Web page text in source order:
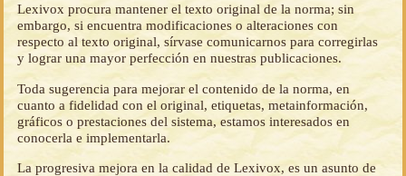
Lexivox procura mantener el texto original de la norma; sin
embargo, si encuentra modificaciones o alteraciones con
respecto al texto original, sírvase comunicarnos para corregirlas
y lograr una mayor perfección en nuestras publicaciones.
Toda sugerencia para mejorar el contenido de la norma, en
cuanto a fidelidad con el original, etiquetas, metainformación,
gráficos o prestaciones del sistema, estamos interesados en
conocerla e implementarla.
La progresiva mejora en la calidad de Lexivox, es un asunto de